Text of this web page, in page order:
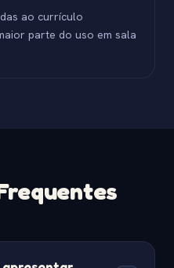
ao currículo
parte do uso em sala